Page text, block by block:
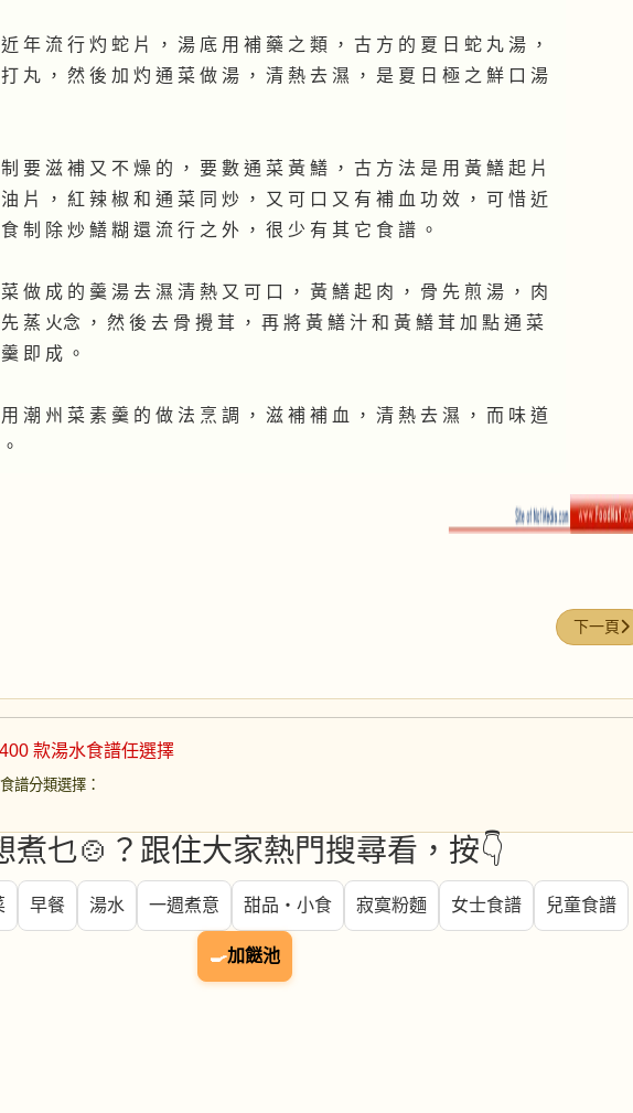
年 流 行 灼 蛇 片 ， 湯 底 用 補 藥 之 類 ， 古 方 的 夏 日 蛇 丸 湯 ，
丸 ， 然 後 加 灼 通 菜 做 湯 ， 清 熱 去 濕 ， 是 夏 日 極 之 鮮 口 湯
要 滋 補 又 不 燥 的 ， 要 數 通 菜 黃 鱔 ， 古 方 法 是 用 黃 鱔 起 片
油 片 ， 紅 辣 椒 和 通 菜 同 炒 ， 又 可 口 又 有 補 血 功 效 ， 可 惜 近
制 除 炒 鱔 糊 還 流 行 之 外 ， 很 少 有 其 它 食 譜 。
做 成 的 羹 湯 去 濕 清 熱 又 可 口 ， 黃 鱔 起 肉 ， 骨 先 煎 湯 ， 肉
蒸 火念 ， 然 後 去 骨 攪 茸 ， 再 將 黃 鱔 汁 和 黃 鱔 茸 加 點 通 菜
即 成 。
潮 州 菜 素 羹 的 做 法 烹 調 ， 滋 補 補 血 ， 清 熱 去 濕 ， 而 味 道
鱔 下一篇
下一頁
款湯水食譜任選擇
譜分類選擇 ：
煮乜🍲？跟住大家熱門搜尋看，按👇
早餐 湯水 一週煮意 甜品・小食 寂寞粉麵 女士食譜 兒童食譜
🍳加餸池